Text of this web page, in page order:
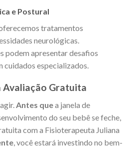
e Postural
tratamentos
neurológicas.
podem apresentar desafios
cuidados especializados.
Avaliação Gratuita
Antes quea janela de
do seu bebê se feche,
com a Fisioterapeuta Juliana
, você estará investindo no bem-